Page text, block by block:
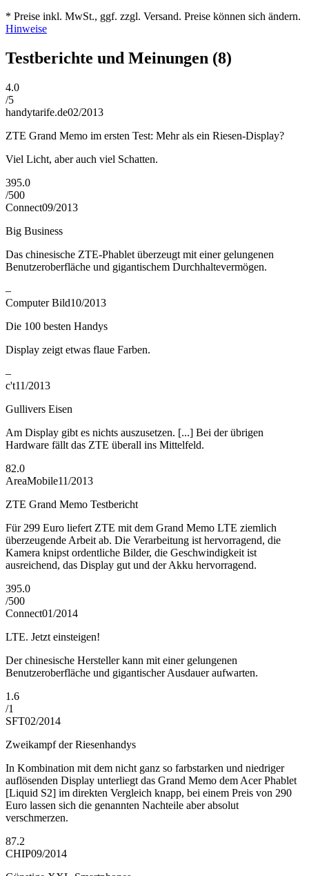
* Preise inkl. MwSt., ggf. zzgl. Versand. Preise können sich ändern.
Hinweise
Testberichte und Meinungen (8)
4.0
/5
handytarife.de02/2013
ZTE Grand Memo im ersten Test: Mehr als ein Riesen-Display?
Viel Licht, aber auch viel Schatten.
395.0
/500
Connect09/2013
Big Business
Das chinesische ZTE-Phablet überzeugt mit einer gelungenen
Benutzeroberfläche und gigantischem Durchhaltevermögen.
–
Computer Bild10/2013
Die 100 besten Handys
Display zeigt etwas flaue Farben.
–
c't11/2013
Gullivers Eisen
Am Display gibt es nichts auszusetzen. [...] Bei der übrigen
Hardware fällt das ZTE überall ins Mittelfeld.
82.0
AreaMobile11/2013
ZTE Grand Memo Testbericht
Für 299 Euro liefert ZTE mit dem Grand Memo LTE ziemlich
überzeugende Arbeit ab. Die Verarbeitung ist hervorragend, die
Kamera knipst ordentliche Bilder, die Geschwindigkeit ist
ausreichend, das Display gut und der Akku hervorragend.
395.0
/500
Connect01/2014
LTE. Jetzt einsteigen!
Der chinesische Hersteller kann mit einer gelungenen
Benutzeroberfläche und gigantischer Ausdauer aufwarten.
1.6
/1
SFT02/2014
Zweikampf der Riesenhandys
In Kombination mit dem nicht ganz so farbstarken und niedriger
auflösenden Display unterliegt das Grand Memo dem Acer Phablet
[Liquid S2] im direkten Vergleich knapp, bei einem Preis von 290
Euro lassen sich die genannten Nachteile aber absolut
verschmerzen.
87.2
CHIP09/2014